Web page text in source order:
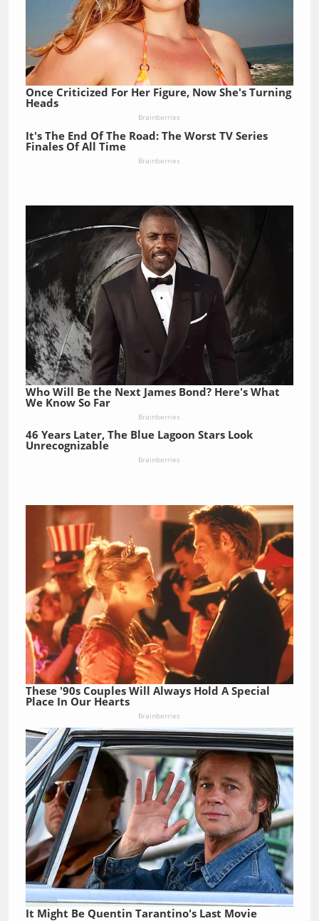
Once Criticized For Her Figure, Now She's Turning
Heads
Brainberries
It's The End Of The Road: The Worst TV Series
Finales Of All Time
Brainberries
Who Will Be the Next James Bond? Here's What
We Know So Far
Brainberries
46 Years Later, The Blue Lagoon Stars Look
Unrecognizable
Brainberries
These '90s Couples Will Always Hold A Special
Place In Our Hearts
Brainberries
It Might Be Quentin Tarantino's Last Movie